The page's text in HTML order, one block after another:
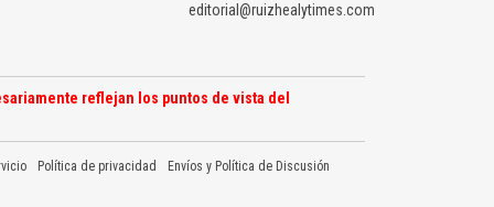
editorial@ruizhealytimes.com
reflejan los puntos de vista del
Política de privacidad Envíos y Política de Discusión